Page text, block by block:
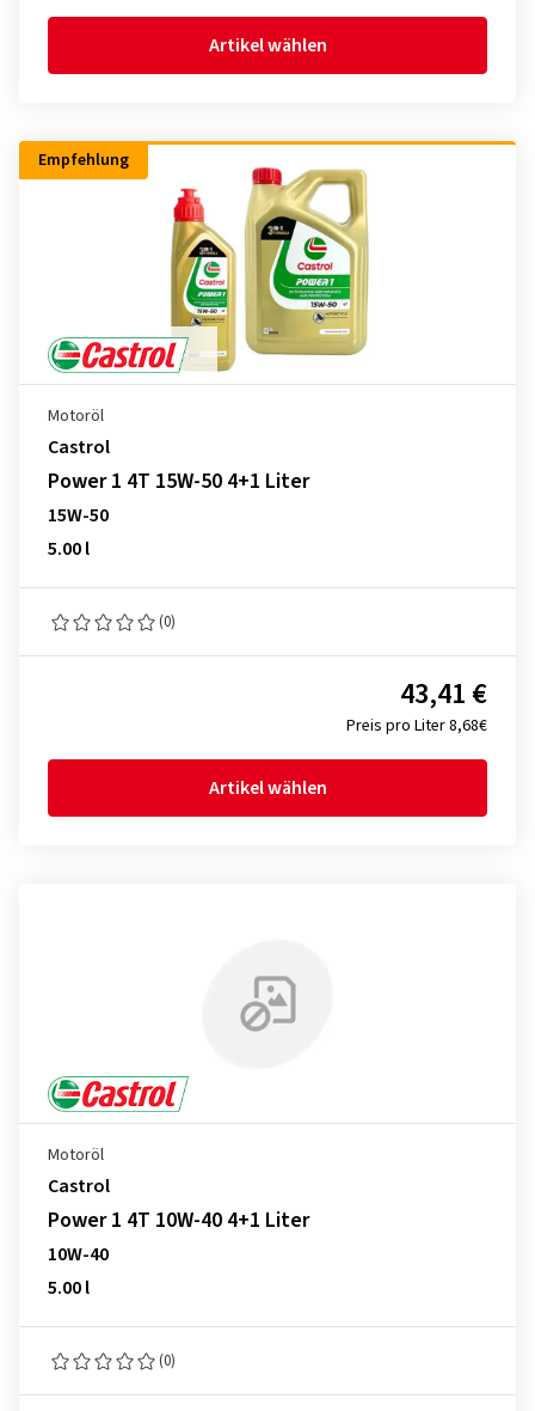
Artikel wählen
Empfehlung
Motoröl
Castrol
Power 1 4T 15W-50 4+1 Liter
15W-50
5.00 l
(0)
Preis pro Liter 8,68€
43,41 €
Artikel wählen
Motoröl
Castrol
Power 1 4T 10W-40 4+1 Liter
10W-40
5.00 l
(0)